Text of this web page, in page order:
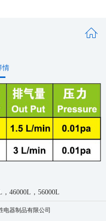
情
，46000L，56000L
电器制品有限公司